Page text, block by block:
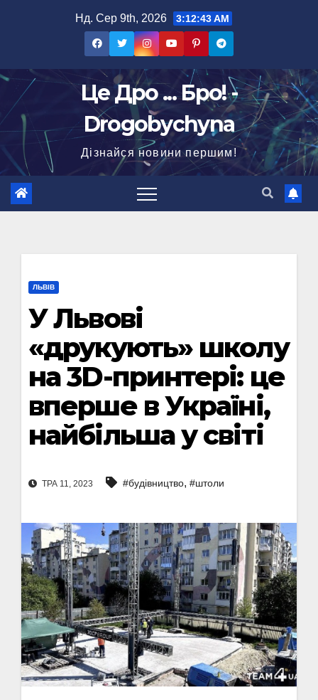
Нд. Сер 9th, 2026 3:12:44 AM
Це Дро ... Бро! -
Drogobychyna
Дізнайся новини першим!
ЛЬВІВ
У Львові
«друкують» школу
на 3D-принтері: це
вперше в Україні,
найбільша у світі
ТРА 11, 2023 #будівництво, #штоли